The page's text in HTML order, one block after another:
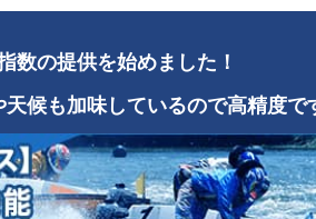
数の提供を始めました！
候も加味しているので高精度で